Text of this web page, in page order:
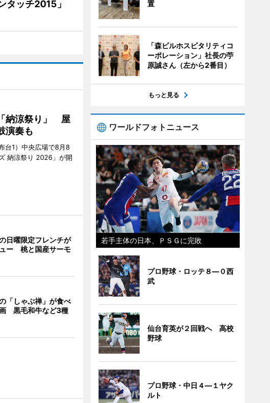
タッチ2015」
納涼祭り」 屋
演奏も
台1）中央広場で8月8
納涼祭り 2026」が開
日曜限定フレンチが
ー 桃と国産サーモ
「しゃぶ禅」が食べ
黒毛和牛など3種
置
「森ビルホスピタリティコ
ーポレーション」社長の苧
原誠さん（左から2番目）
もっと見る
ワールドフォトニュース
若手主体の日本、ＰＳＧに完敗
プロ野球・ロッテ８―０西
武
仙台育英が２回戦へ 高校
野球
プロ野球・中日４―１ヤク
ルト